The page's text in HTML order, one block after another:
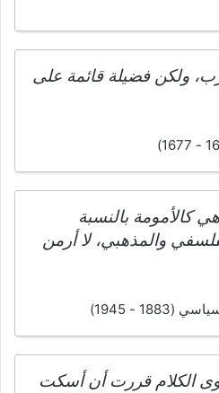
ولكن فضيلة قائمة على
كالأمومة بالنسبة
والمذهبي، لا أرمن
- 1945)
الكلام قررت أن أسكت